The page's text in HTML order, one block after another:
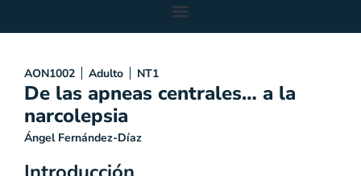
AON1002 Adulto NT1
De las apneas centrales… a la
narcolepsia
Ángel Fernández-Díaz